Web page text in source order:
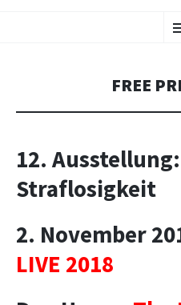
FREE
12.
Straflosigkeit
2. November
LIVE 2018